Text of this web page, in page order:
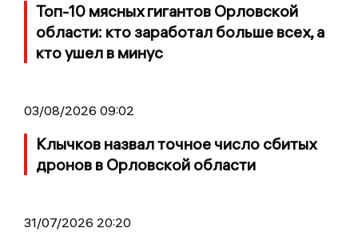
Топ-10 мясных гигантов Орловской
области: кто заработал больше всех, а
кто ушел в минус
03/08/2026 09:02
Клычков назвал точное число сбитых
дронов в Орловской области
31/07/2026 20:20